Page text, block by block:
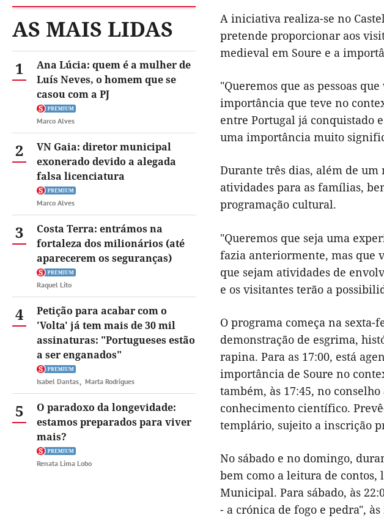
AS MAIS LIDAS
1
Ana Lúcia: quem é a mulher de
Luís Neves, o homem que se
casou com a PJ
Marco Alves
2
VN Gaia: diretor municipal
exonerado devido a alegada
falsa licenciatura
Marco Alves
3
Costa Terra: entrámos na
fortaleza dos milionários (até
aparecerem os seguranças)
Raquel Lito
4
Petição para acabar com o
'Volta' já tem mais de 30 mil
assinaturas: "Portugueses estão
a ser enganados"
Isabel Dantas Marta Rodrigues
5
O paradoxo da longevidade:
estamos preparados para viver
mais?
Renata Lima Lobo
A iniciativa realiza-se no
pretende proporcionar aos
medieval em Soure e a
"Queremos que as pessoas
importância que teve no
entre Portugal já conquistado
uma importância muito
Durante três dias, além de
atividades para as famílias,
programação cultural.
"Queremos que seja uma
fazia anteriormente, mas que
que sejam atividades de
e os visitantes terão a
O programa começa na
demonstração de esgrima,
rapina. Para as 17:00, está
importância de Soure no
também, às 17:45, no
conhecimento científico.
templário, sujeito a inscrição
No sábado e no domingo,
bem como a leitura de contos,
Municipal. Para sábado, às
- a crónica de fogo e pedra",